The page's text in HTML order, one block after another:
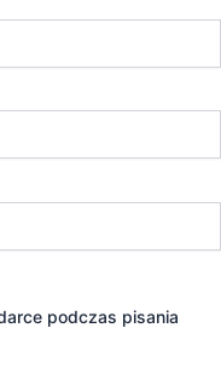
podczas pisania